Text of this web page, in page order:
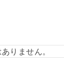
りません。